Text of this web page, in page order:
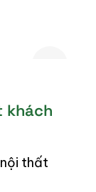
khách
thất